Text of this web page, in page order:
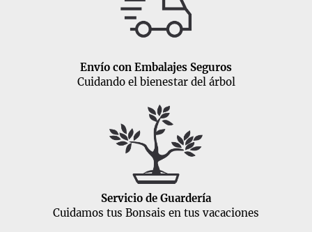
Envío con Embalajes Seguros
Cuidando el bienestar del árbol
Servicio de Guardería
Cuidamos tus Bonsais en tus vacaciones